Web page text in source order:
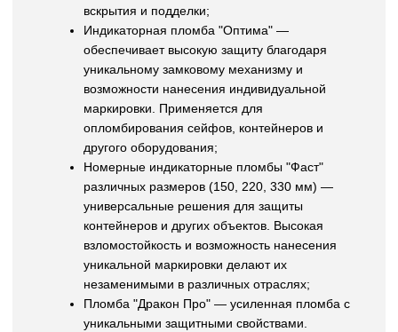
вскрытия и подделки;
Индикаторная пломба "Оптима" —
обеспечивает высокую защиту благодаря
уникальному замковому механизму и
возможности нанесения индивидуальной
маркировки. Применяется для
опломбирования сейфов, контейнеров и
другого оборудования;
Номерные индикаторные пломбы "Фаст"
различных размеров (150, 220, 330 мм) —
универсальные решения для защиты
контейнеров и других объектов. Высокая
взломостойкость и возможность нанесения
уникальной маркировки делают их
незаменимыми в различных отраслях;
Пломба "Дракон Про" — усиленная пломба с
уникальными защитными свойствами.